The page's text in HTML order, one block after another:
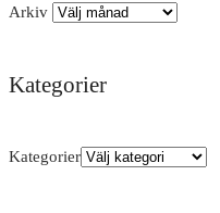
Arkiv
Kategorier
Kategorier